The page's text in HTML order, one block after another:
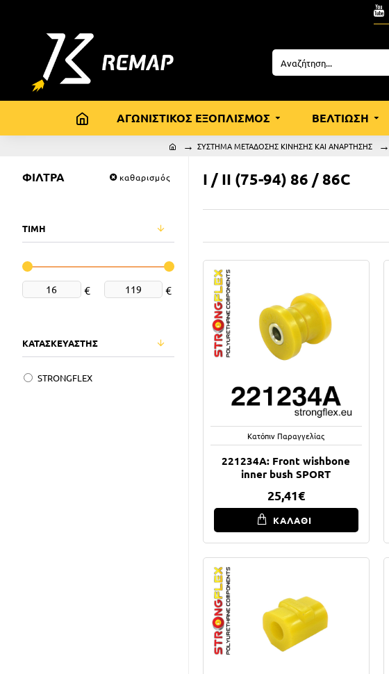
ΑΓΩΝΙΣΤΙΚΟΣ ΕΞΟΠΛΙΣΜΟΣ ΒΕΛΤΙΩΣΗ
ΣΥΣΤΗΜΑ ΜΕΤΑΔΟΣΗΣ ΚΙΝΗΣΗΣ ΚΑΙ ΑΝΑΡΤΗΣΗΣ
ΦΙΛΤΡΑ καθαρισμός
ΤΙΜΗ
€ €
ΚΑΤΑΣΚΕΥΑΣΤΗΣ
STRONGFLEX
I / II (75-94) 86 / 86C
Κατόπιν Παραγγελίας
221234A: Front wishbone
inner bush SPORT
25,41€
ΚΑΛΑΘΙ